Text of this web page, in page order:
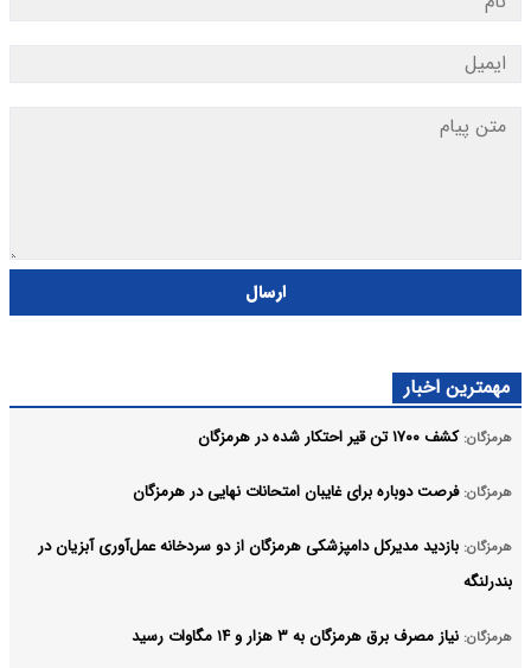
ارسال
مهمترین اخبار
هرمزگان: کشف ۱۷۰۰ تن قیر احتکار شده در هرمزگان
هرمزگان: فرصت دوباره برای غایبان امتحانات نهایی در هرمزگان
هرمزگان: بازدید مدیرکل دامپزشکی هرمزگان از دو سردخانه عمل‌آوری آبزیان در
بندرلنگه
هرمزگان: نیاز مصرف برق هرمزگان به ۳ هزار و ۱۴ مگاوات رسید